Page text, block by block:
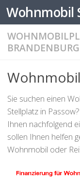
Zum Inhalt
BRANDENBURG
Sie suchen einen
Stellplatz in
Ihnen nachfolgend
sollen Ihnen helfen
Wohnmobil oder